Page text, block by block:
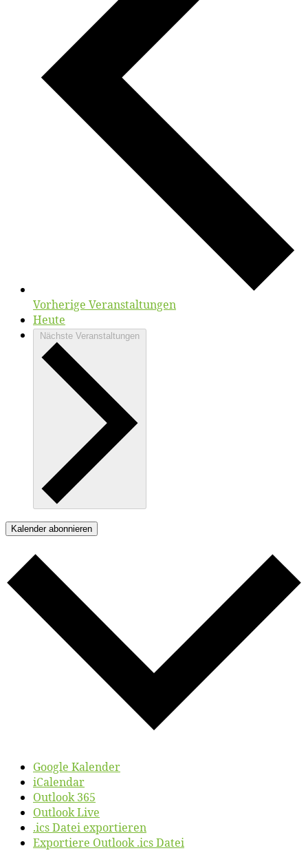
Vorherige Veranstaltungen
Heute
Nächste Veranstaltungen
Kalender abonnieren
Google Kalender
iCalendar
Outlook 365
Outlook Live
.ics Datei exportieren
Exportiere Outlook .ics Datei